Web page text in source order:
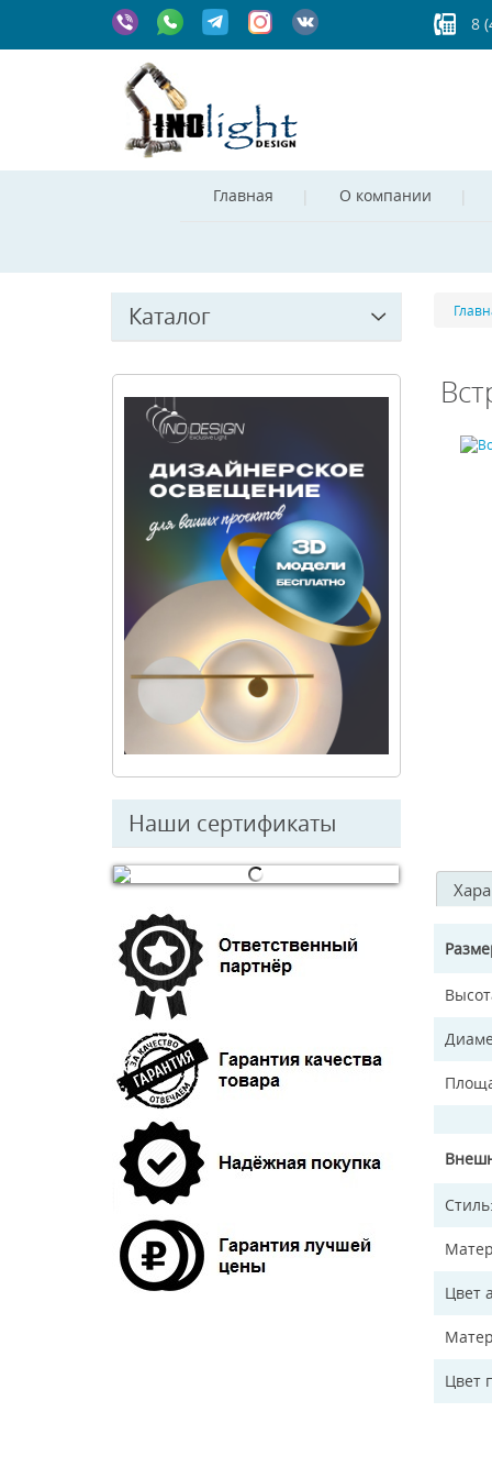
8
Главная О компании
Каталог
Наши сертификаты
Стиль
Цвет
Цвет